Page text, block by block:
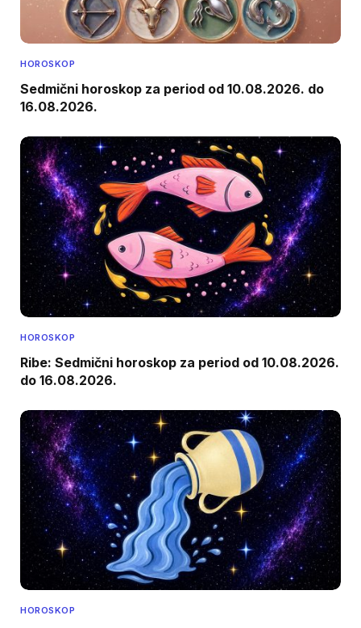
HOROSKOP
Sedmični horoskop za period od 10.08.2026. do
16.08.2026.
HOROSKOP
Ribe: Sedmični horoskop za period od 10.08.2026.
do 16.08.2026.
HOROSKOP